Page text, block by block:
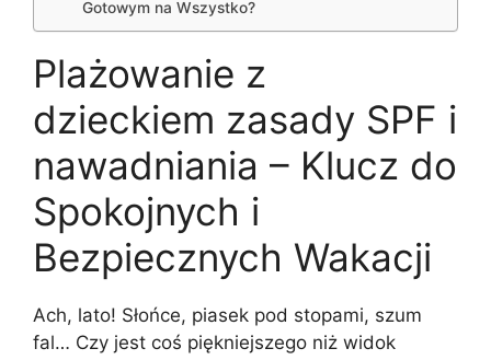
Gotowym na Wszystko?
Plażowanie z
dzieckiem zasady SPF i
nawadniania – Klucz do
Spokojnych i
Bezpiecznych Wakacji
Ach, lato! Słońce, piasek pod stopami, szum
fal… Czy jest coś piękniejszego niż widok